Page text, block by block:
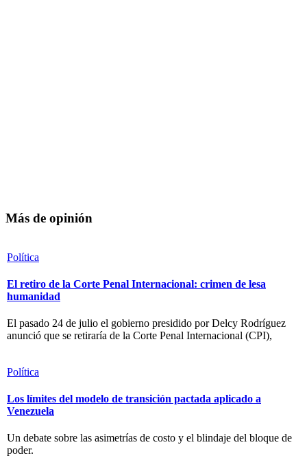
Más de opinión
Política
El retiro de la Corte Penal Internacional: crimen de lesa
humanidad
El pasado 24 de julio el gobierno presidido por Delcy Rodríguez
anunció que se retiraría de la Corte Penal Internacional (CPI),
Política
Los límites del modelo de transición pactada aplicado a
Venezuela
Un debate sobre las asimetrías de costo y el blindaje del bloque de
poder.